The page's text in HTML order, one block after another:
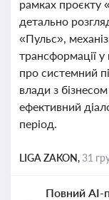
рамках проєкту
детально
«Пульс»,
трансформації у
про системний
влади з
ефективний
період.
LIGA ZAKON,31
Повний AI-